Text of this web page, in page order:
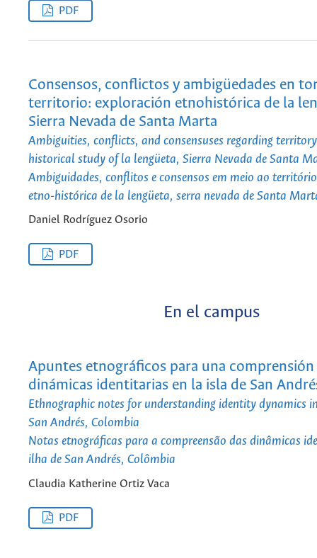
PDF
Consensos, conflictos y ambigüedades en
territorio: exploración etnohistórica de la
Sierra Nevada de Santa Marta
Ambiguities, conflicts, and consensuses regarding
historical study of la lengüeta, Sierra Nevada de Santa
Ambiguidades, conflitos e consensos em meio ao
etno-histórica de la lengüeta, serra nevada de Santa
Daniel Rodríguez Osorio
PDF
En el campus
Apuntes etnográficos para una comprensión
dinámicas identitarias en la isla de San
Ethnographic notes for understanding identity dynamics
San Andrés, Colombia
Notas etnográficas para a compreensão das dinâmicas
ilha de San Andrés, Colômbia
Claudia Katherine Ortiz Vaca
PDF